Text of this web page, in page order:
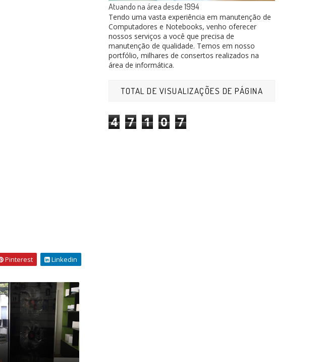
Pinterest Linkedin
Atuando na área desde 1994
Tendo uma vasta experiência em manutenção de
Computadores e Notebooks, venho oferecer
nossos serviços a você que precisa de
manutenção de qualidade. Temos em nosso
portfólio, milhares de consertos realizados na
área de informática.
TOTAL DE VISUALIZAÇÕES DE PÁGINA
4 7 1 0 7